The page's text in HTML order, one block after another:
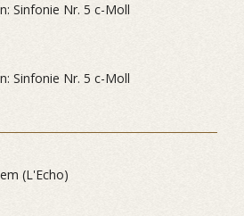
Sinfonie Nr. 5 c-Moll
Sinfonie Nr. 5 c-Moll
(L'Echo)